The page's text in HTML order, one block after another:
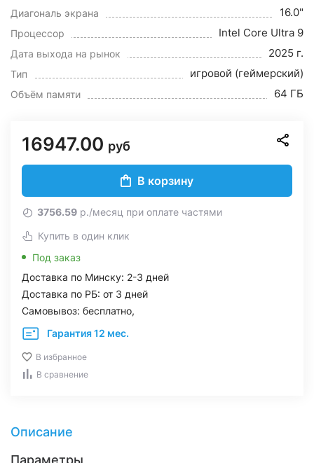
Диагональ экрана 16.0"
Процессор Intel Core Ultra 9
Дата выхода на рынок 2025 г.
Тип игровой (геймерский)
Объём памяти 64 ГБ
16947.00 руб
В корзину
3756.59 р./месяц при оплате частями
Купить в один клик
Под заказ
Доставка по Минску: 2-3 дней
Доставка по РБ: от 3 дней
Самовывоз: бесплатно,
Гарантия 12 мес.
В избранное
В сравнение
Описание
Параметры